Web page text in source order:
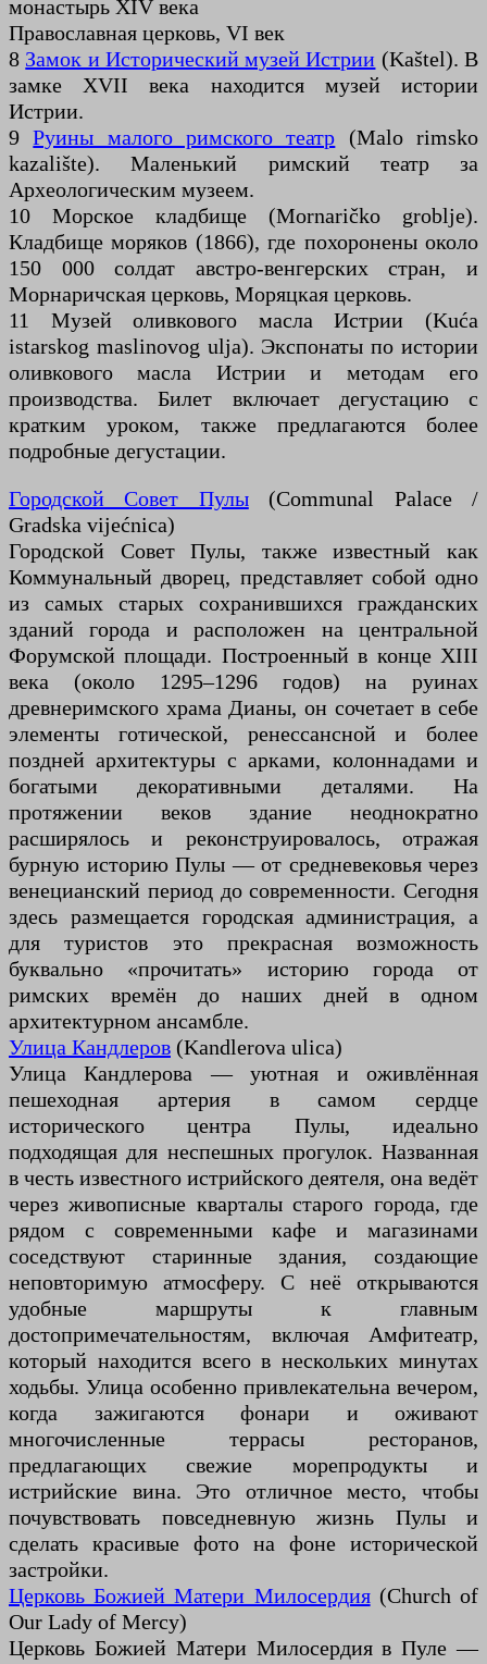
монастырь XIV века
Православная церковь, VI век
8 Замок и Исторический музей Истрии (Kaštel). В
замке XVII века находится музей истории
Истрии.
9Руины малого римского театр (Malo rimsko
kazalište). Маленький римский театр за
Археологическим музеем.
10 Морское кладбище (Mornaričko groblje).
Кладбище моряков (1866), где похоронены около
150 000 солдат австро-венгерских стран, и
Морнаричская церковь, Моряцкая церковь.
11 Музей оливкового масла Истрии (Kuća
istarskog maslinovog ulja). Экспонаты по истории
оливкового масла Истрии и методам его
производства. Билет включает дегустацию с
кратким уроком, также предлагаются более
подробные дегустации.
Городской Совет Пулы(Communal Palace /
Gradska vijećnica)
Городской Совет Пулы, также известный как
Коммунальный дворец, представляет собой одно
из самых старых сохранившихся гражданских
зданий города и расположен на центральной
Форумской площади. Построенный в конце XIII
века (около 1295–1296 годов) на руинах
древнеримского храма Дианы, он сочетает в себе
элементы готической, ренессансной и более
поздней архитектуры с арками, колоннадами и
богатыми декоративными деталями. На
протяжении веков здание неоднократно
расширялось и реконструировалось, отражая
бурную историю Пулы — от средневековья через
венецианский период до современности. Сегодня
здесь размещается городская администрация, а
для туристов это прекрасная возможность
буквально «прочитать» историю города от
римских времён до наших дней в одном
архитектурном ансамбле.
Улица Кандлеров (Kandlerova ulica)
Улица Кандлерова — уютная и оживлённая
пешеходная артерия в самом сердце
исторического центра Пулы, идеально
подходящая для неспешных прогулок. Названная
в честь известного истрийского деятеля, она ведёт
через живописные кварталы старого города, где
рядом с современными кафе и магазинами
соседствуют старинные здания, создающие
неповторимую атмосферу. С неё открываются
удобные маршруты к главным
достопримечательностям, включая Амфитеатр,
который находится всего в нескольких минутах
ходьбы. Улица особенно привлекательна вечером,
когда зажигаются фонари и оживают
многочисленные террасы ресторанов,
предлагающих свежие морепродукты и
истрийские вина. Это отличное место, чтобы
почувствовать повседневную жизнь Пулы и
сделать красивые фото на фоне исторической
застройки.
Церковь Божией Матери Милосердия(Church of
Our Lady of Mercy)
Церковь Божией Матери Милосердия в Пуле —